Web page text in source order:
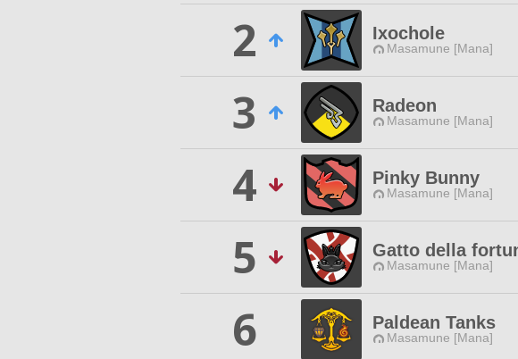
2
Ixochole
Masamune [Mana]
3
Radeon
Masamune [Mana]
4
Pinky Bunny
Masamune [Mana]
5
Gatto della
Masamune [Mana]
6
Paldean Tanks
Masamune [Mana]